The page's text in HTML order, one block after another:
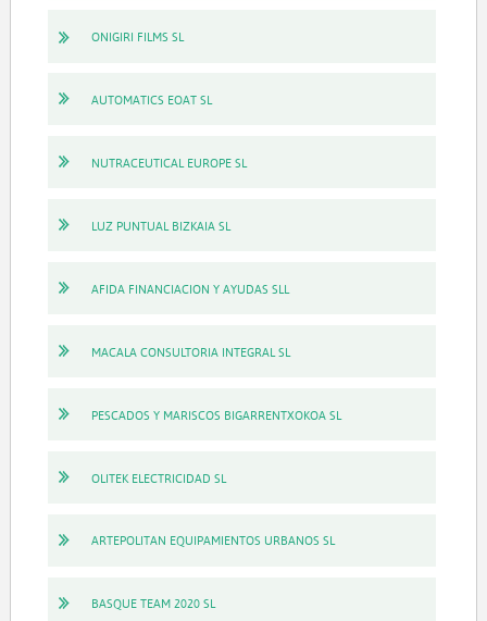
ONIGIRI FILMS SL
AUTOMATICS EOAT SL
NUTRACEUTICAL EUROPE SL
LUZ PUNTUAL BIZKAIA SL
AFIDA FINANCIACION Y AYUDAS SLL
MACALA CONSULTORIA INTEGRAL SL
PESCADOS Y MARISCOS BIGARRENTXOKOA SL
OLITEK ELECTRICIDAD SL
ARTEPOLITAN EQUIPAMIENTOS URBANOS SL
BASQUE TEAM 2020 SL